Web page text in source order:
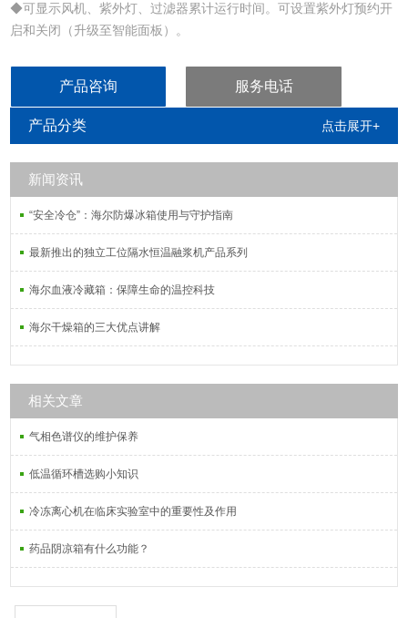
◆可显示风机、紫外灯、过滤器累计运行时间。可设置紫外灯预约开
启和关闭（升级至智能面板）。
◆外箱体采用优质冷轧钢板配以白色的静电粉末喷涂, 抗腐蚀能力强,
能有效地抑制柜体表面细菌滋生。
产品咨询 服务电话
产品分类 点击展开+
新闻资讯
“安全冷仓”：海尔防爆冰箱使用与守护指南
最新推出的独立工位隔水恒温融浆机产品系列
海尔血液冷藏箱：保障生命的温控科技
海尔干燥箱的三大优点讲解
相关文章
气相色谱仪的维护保养
低温循环槽选购小知识
冷冻离心机在临床实验室中的重要性及作用
药品阴凉箱有什么功能？